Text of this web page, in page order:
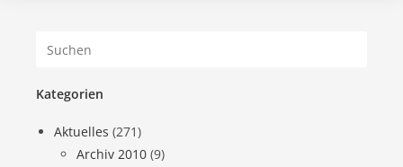
Kategorien
Aktuelles (271)
Archiv 2010 (9)